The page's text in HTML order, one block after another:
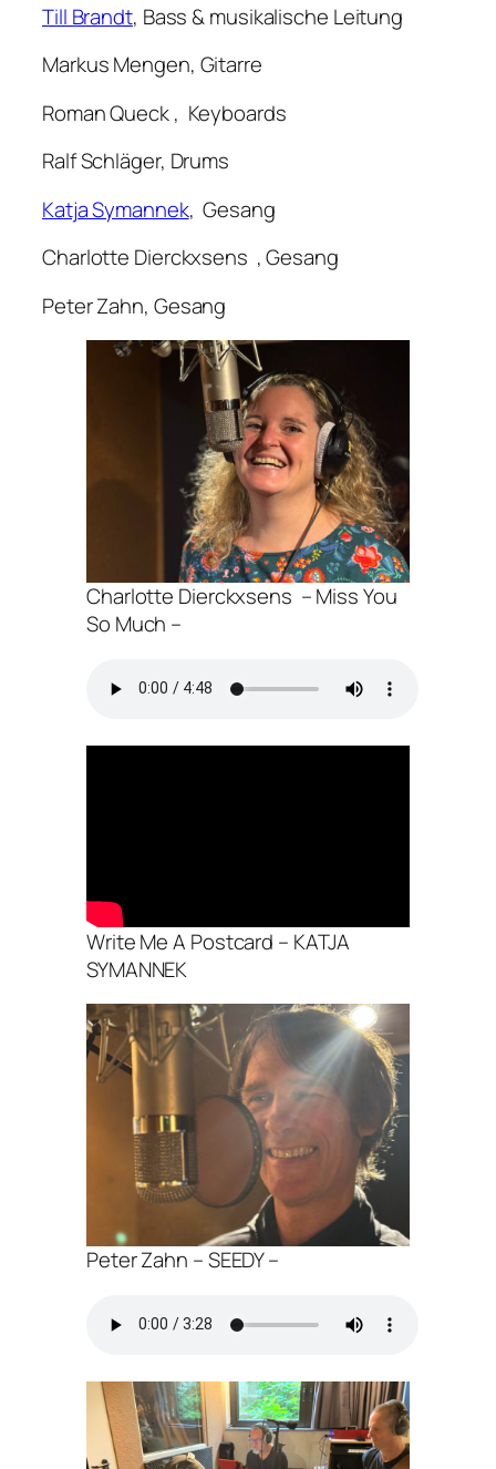
Till Brandt, Bass & musikalische Leitung
Markus Mengen, Gitarre
Roman Queck , Keyboards
Ralf Schläger, Drums
Katja Symannek, Gesang
Charlotte Dierckxsens , Gesang
Peter Zahn, Gesang
Charlotte Dierckxsens – Miss You
So Much –
Write Me A Postcard – KATJA
SYMANNEK
Peter Zahn – SEEDY –